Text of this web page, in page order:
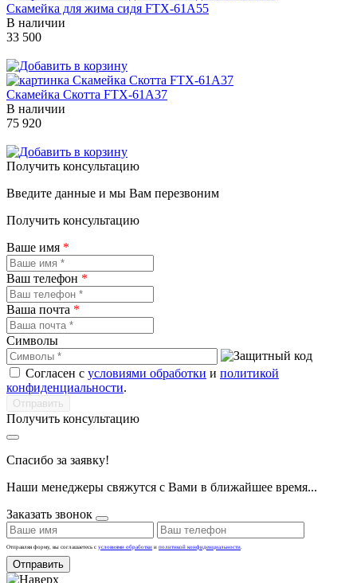
Скамейка для жима сидя FTX-61A55
В наличии
33 500
Скамейка Скотта FTX-61A37
В наличии
75 920
Получить консультацию
Введите данные и мы Вам перезвоним
Получить консультацию
Ваше имя *
Ваш телефон *
Ваша почта *
Символы
Согласен с условиями обработки и политикой
конфиденциальности.
Получить консультацию
Спасибо за заявку!
Наши менеджеры свяжутся с Вами в ближайшее время...
Заказать звонок
Отправляя форму, вы соглашаетесь с условиями обработки и политикой конфиденциальности.
Отправить